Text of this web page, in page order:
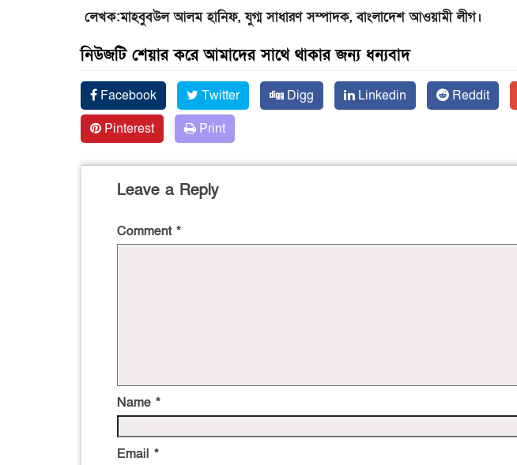
লেখক:মাহবুবউল আলম হানিফ, যুগ্ম সাধারণ সম্পাদক, বাংলাদেশ আওয়ামী লীগ।
নিউজটি শেয়ার করে আমাদের সাথে থাকার জন্য ধন্যবাদ
Facebook Twitter Digg Linkedin Reddit
Pinterest
Print
Leave a Reply
Comment *
Name *
Email *